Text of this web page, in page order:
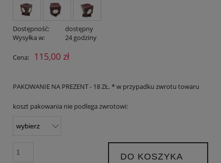
Dostępność:
dostępny
Wysyłka w:
24 godziny
Cena: 115,00 zł
PAKOWANIE NA PREZENT - 18 ZŁ. * w przypadku zwrotu towaru
koszt pakowania nie podlega zwrotowi:
DO KOSZYKA